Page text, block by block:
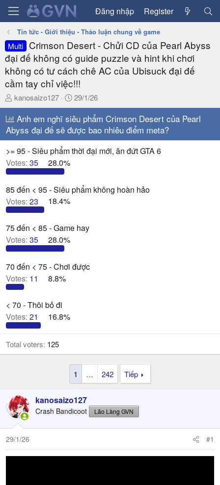
Đăng nhập Register
Tin tức - Giới thiệu - Thảo luận chung về game
Multi
Crimson Desert - Chửi CD của Pearl Abyss
đại đế không có guide puzzle và hint khi chơi
không có tư cách chê AC của Ubisuck đại đế
cầm tay chỉ việc!!!
T
h
e
a
d
s
t
r
t
kanosaizo127
N
g
à
y
g
ử
29/1/26
Anh em nghĩ siêu phẩm Crimson Desert của Pearl
Abyss đại đế sẽ được bao nhiêu điểm meta?
>= 95 - Siêu phẩm thời đại mới, ăn đứt GTA 6
Votes: 35 28.0%
85 đến < 95 - Siêu phẩm không hoàn hảo
Votes: 23 18.4%
75 đến < 85 - Game hay
Votes: 35 28.0%
70 đến < 75 - Chơi được
Votes: 11 8.8%
< 70 - Thôi bỏ đi
Votes: 21 16.8%
Total voters 125
1 … 242 Tiếp
kanosaizo127
Crash Bandicoot Lão Làng GVN
29/1/26 #1